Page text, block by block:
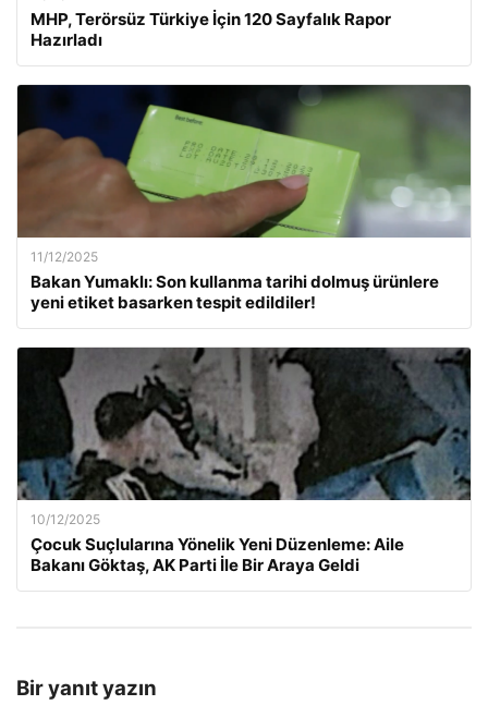
MHP, Terörsüz Türkiye İçin 120 Sayfalık Rapor
Hazırladı
11/12/2025
Bakan Yumaklı: Son kullanma tarihi dolmuş ürünlere
yeni etiket basarken tespit edildiler!
10/12/2025
Çocuk Suçlularına Yönelik Yeni Düzenleme: Aile
Bakanı Göktaş, AK Parti İle Bir Araya Geldi
Bir yanıt yazın